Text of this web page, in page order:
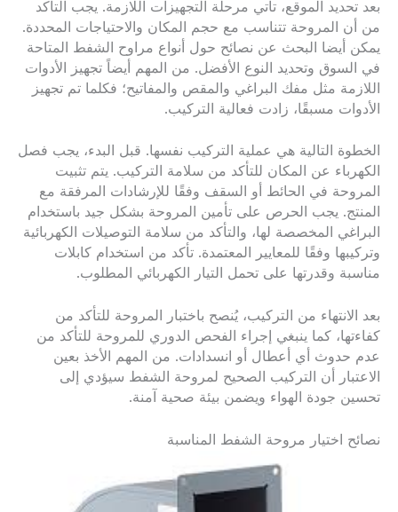
بعد تحديد الموقع، تأتي مرحلة التجهيزات اللازمة. يجب التأكد
من أن المروحة تتناسب مع حجم المكان والاحتياجات المحددة.
يمكن أيضا البحث عن نصائح حول أنواع مراوح الشفط المتاحة
في السوق وتحديد النوع الأفضل. من المهم أيضاً تجهيز الأدوات
اللازمة مثل مفك البراغي والمقص والمفاتيح؛ فكلما تم تجهيز
الأدوات مسبقًا، زادت فعالية التركيب.
الخطوة التالية هي عملية التركيب نفسها. قبل البدء، يجب فصل
الكهرباء عن المكان للتأكد من سلامة التركيب. يتم تثبيت
المروحة في الحائط أو السقف وفقًا للإرشادات المرفقة مع
المنتج. يجب الحرص على تأمين المروحة بشكل جيد باستخدام
البراغي المخصصة لها، والتأكد من سلامة التوصيلات الكهربائية
وتركيبها وفقًا للمعايير المعتمدة. تأكد من استخدام كابلات
مناسبة وقدرتها على تحمل التيار الكهربائي المطلوب.
بعد الانتهاء من التركيب، يُنصح باختبار المروحة للتأكد من
كفاءتها، كما ينبغي إجراء الفحص الدوري للمروحة للتأكد من
عدم حدوث أي أعطال أو انسدادات. من المهم الأخذ بعين
الاعتبار أن التركيب الصحيح لمروحة الشفط سيؤدي إلى
تحسين جودة الهواء ويضمن بيئة صحية آمنة.
نصائح اختيار مروحة الشفط المناسبة